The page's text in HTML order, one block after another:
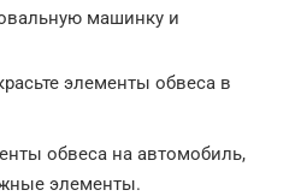
машинку и
элементы обвеса в
обвеса на автомобиль,
элементы.